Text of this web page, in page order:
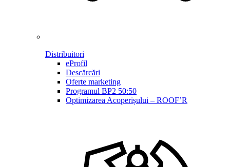
Distribuitori
eProfil
Descărcări
Oferte marketing
Programul BP2 50:50
Optimizarea Acoperișului – ROOF’R